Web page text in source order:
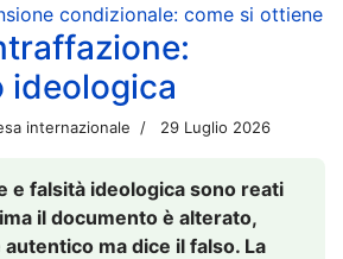
condizionale: come si ottiene
ideologica
internazionale 29 Luglio 2026
e falsità ideologica sono reati
il documento è alterato,
ma dice il falso. La